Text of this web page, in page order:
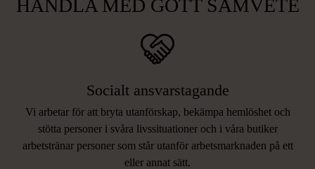
HANDLA MED GOTT SAMVETE
Socialt ansvarstagande
Vi arbetar för att bryta utanförskap, bekämpa hemlöshet och
stötta personer i svåra livssituationer och i våra butiker
arbetstränar personer som står utanför arbetsmarknaden på ett
eller annat sätt.